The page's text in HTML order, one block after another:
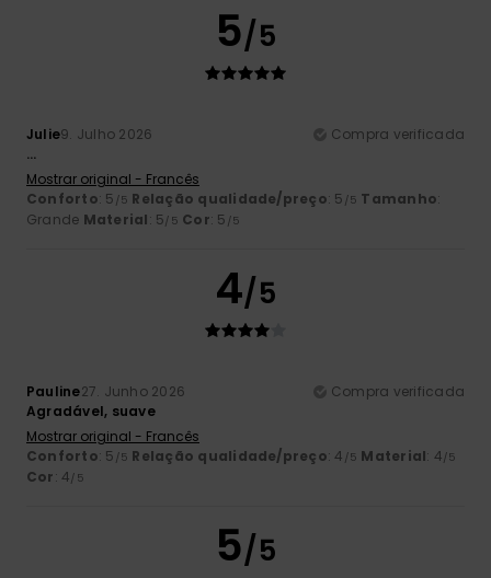
5/5
Julie9. Julho 2026
Compra verificada
...
Mostrar original - Francês
Conforto: 5 /5 Relação qualidade/preço: 5 /5 Tamanho:
Grande Material: 5/5 Cor: 5 /5
4/5
Pauline27. Junho 2026
Compra verificada
Agradável, suave
Mostrar original - Francês
Conforto: 5 /5 Relação qualidade/preço: 4 /5 Material: 4/5
Cor: 4/5
5/5